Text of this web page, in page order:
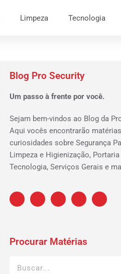
Limpeza Tecnologia
Blog Pro Security
Um passo à frente por você.
Sejam bem-vindos ao Blog da
Aqui vocês encontrarão
curiosidades sobre Segurança
Limpeza e Higienização,
Tecnologia, Serviços Gerais e
Procurar Matérias